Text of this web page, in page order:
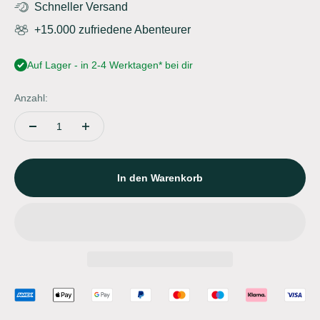
Schneller Versand
+15.000 zufriedene Abenteurer
Auf Lager - in 2-4 Werktagen* bei dir
Anzahl:
In den Warenkorb